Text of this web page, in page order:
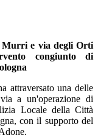
e via degli Orti
congiunto di
attraversato una delle
a un'operazione di
Locale della Città
con il supporto del